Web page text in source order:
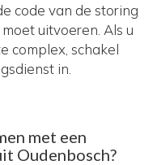
code van de storing
uitvoeren. Als u
complex, schakel
in.
met een
Oudenbosch?